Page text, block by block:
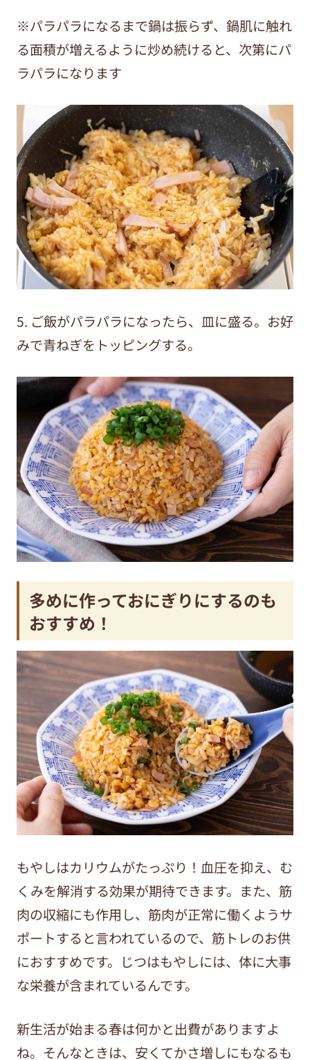
※パラパラになるまで鍋は振らず、鍋肌に触れ
る面積が増えるように炒め続けると、次第にパ
ラパラになります
5. ご飯がパラパラになったら、皿に盛る。お好
みで青ねぎをトッピングする。
多めに作っておにぎりにするのも
おすすめ！
もやしはカリウムがたっぷり！血圧を抑え、む
くみを解消する効果が期待できます。また、筋
肉の収縮にも作用し、筋肉が正常に働くようサ
ポートすると言われているので、筋トレのお供
におすすめです。じつはもやしには、体に大事
な栄養が含まれているんです。
新生活が始まる春は何かと出費がありますよ
ね。そんなときは、安くてかさ増しにもなるも